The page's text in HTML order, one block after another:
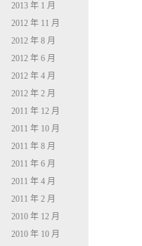
2013 年 1 月
2012 年 11 月
2012 年 8 月
2012 年 6 月
2012 年 4 月
2012 年 2 月
2011 年 12 月
2011 年 10 月
2011 年 8 月
2011 年 6 月
2011 年 4 月
2011 年 2 月
2010 年 12 月
2010 年 10 月